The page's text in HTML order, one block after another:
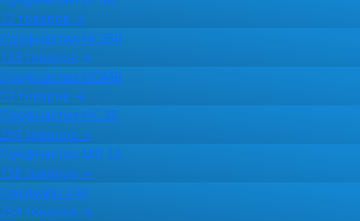
12 товаров →
Профнастил HC35R
123 товаров →
Профнастил HC44R
53 товаров →
Профнастил НС-35
297 товаров →
Профнастил МП 10
158 товаров →
Профлист С44
254 товаров →